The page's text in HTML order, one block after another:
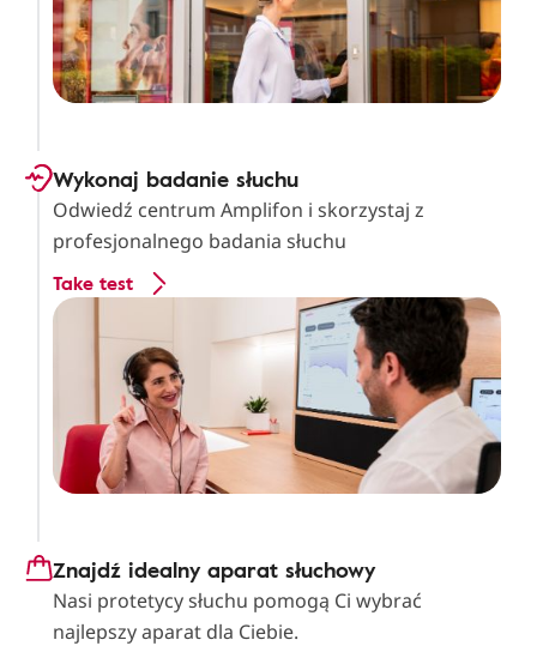
Wykonaj badanie słuchu
Odwiedź centrum Amplifon i skorzystaj z
profesjonalnego badania słuchu
Take test
Znajdź idealny aparat słuchowy
Nasi protetycy słuchu pomogą Ci wybrać
najlepszy aparat dla Ciebie.